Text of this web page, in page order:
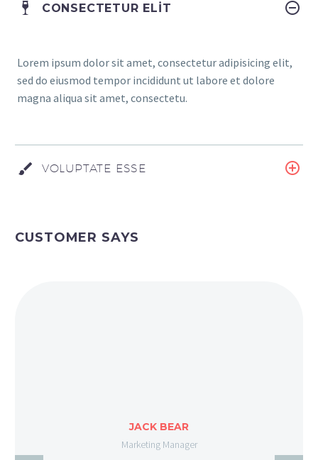
CONSECTETUR ELIT
Lorem ipsum dolor sit amet, consectetur adipisicing elit,
sed do eiusmod tempor incididunt ut labore et dolore
magna aliqua sit amet, consectetu.
VOLUPTATE ESSE
CUSTOMER SAYS
JACK BEAR
Marketing Manager